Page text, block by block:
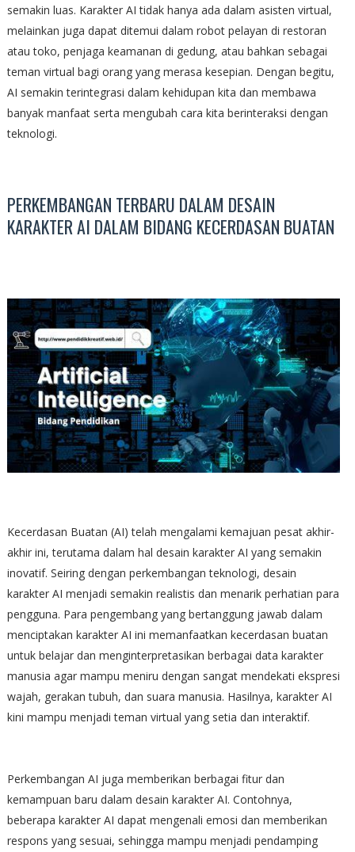
semakin luas. Karakter AI tidak hanya ada dalam asisten virtual,
melainkan juga dapat ditemui dalam robot pelayan di restoran
atau toko, penjaga keamanan di gedung, atau bahkan sebagai
teman virtual bagi orang yang merasa kesepian. Dengan begitu,
AI semakin terintegrasi dalam kehidupan kita dan membawa
banyak manfaat serta mengubah cara kita berinteraksi dengan
teknologi.
PERKEMBANGAN TERBARU DALAM DESAIN
KARAKTER AI DALAM BIDANG KECERDASAN BUATAN
Kecerdasan Buatan (AI) telah mengalami kemajuan pesat akhir-
akhir ini, terutama dalam hal desain karakter AI yang semakin
inovatif. Seiring dengan perkembangan teknologi, desain
karakter AI menjadi semakin realistis dan menarik perhatian para
pengguna. Para pengembang yang bertanggung jawab dalam
menciptakan karakter AI ini memanfaatkan kecerdasan buatan
untuk belajar dan menginterpretasikan berbagai data karakter
manusia agar mampu meniru dengan sangat mendekati ekspresi
wajah, gerakan tubuh, dan suara manusia. Hasilnya, karakter AI
kini mampu menjadi teman virtual yang setia dan interaktif.
Perkembangan AI juga memberikan berbagai fitur dan
kemampuan baru dalam desain karakter AI. Contohnya,
beberapa karakter AI dapat mengenali emosi dan memberikan
respons yang sesuai, sehingga mampu menjadi pendamping